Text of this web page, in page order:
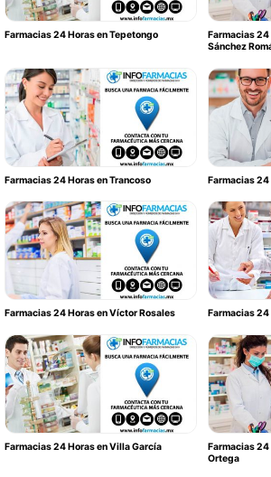
Farmacias 24 Horas en Tepetongo
Farmacias
Sánchez
Farmacias 24 Horas en Trancoso Farmacias
Farmacias 24 Horas en Víctor Rosales Farmacias
Farmacias 24 Horas en Villa García
Farmacias
Ortega